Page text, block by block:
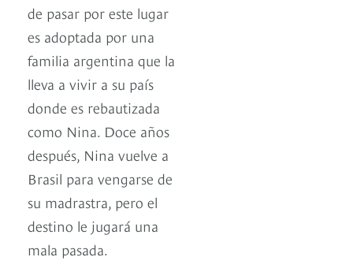
de pasar por este lugar
es adoptada por una
familia argentina que la
lleva a vivir a su país
donde es rebautizada
como Nina. Doce años
después, Nina vuelve a
Brasil para vengarse de
su madrastra, pero el
destino le jugará una
mala pasada.